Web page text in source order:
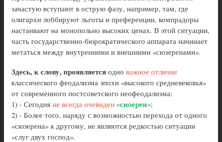
зачастую вступают в острую фазу, например, там, где
олигархи лоббируют льготы и преференции, компрадоры
настаивают на монопольно высоких ценах. В этой ситуации,
часть государственно-бюрократического аппарата начинает
метаться между внутренними и внешними «сюзеренами».
Здесь, к слову, проявляется одно важное отличие
классического феодализма эпохи «высокого средневековья»
от современного постсоветского неофеодализма:
1) - Сегодня не всегда очевиден «сюзерен»;
2) - Более того, наряду с возможностью перехода от одного
«сюзерена» к другому, не являются редкостью ситуации
«слуг двух господ».